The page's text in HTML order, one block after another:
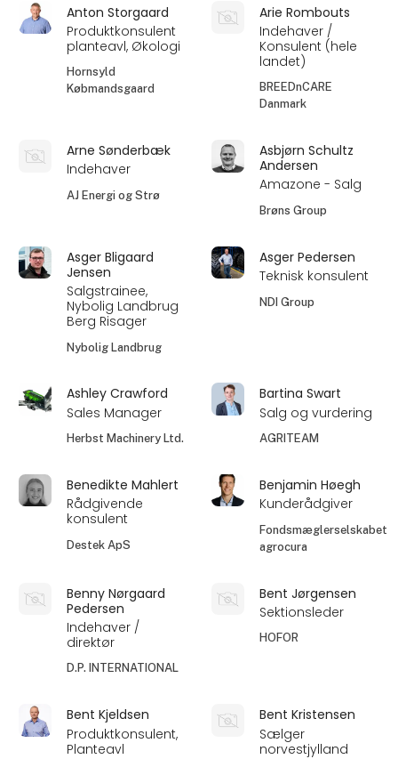
Anton Storgaard
Produktkonsulent
planteavl, Økologi
Hornsyld
Købmandsgaard
Arie Rombouts
Indehaver /
Konsulent (hele
landet)
BREEDnCARE
Danmark
Arne Sønderbæk
Indehaver
AJ Energi og Strø
Asbjørn Schultz
Andersen
Amazone - Salg
Brøns Group
Asger Bligaard
Jensen
Salgstrainee,
Nybolig Landbrug
Berg Risager
Nybolig Landbrug
Asger Pedersen
Teknisk konsulent
NDI Group
Ashley Crawford
Sales Manager
Herbst Machinery Ltd.
Bartina Swart
Salg og vurdering
AGRITEAM
Benedikte Mahlert
Rådgivende
konsulent
Destek ApS
Benjamin Høegh
Kunderådgiver
Fondsmæglerselskabet
agrocura
Benny Nørgaard
Pedersen
Indehaver /
direktør
D.P. INTERNATIONAL
Bent Jørgensen
Sektionsleder
HOFOR
Bent Kjeldsen
Produktkonsulent,
Planteavl
Bent Kristensen
Sælger
norvestjylland